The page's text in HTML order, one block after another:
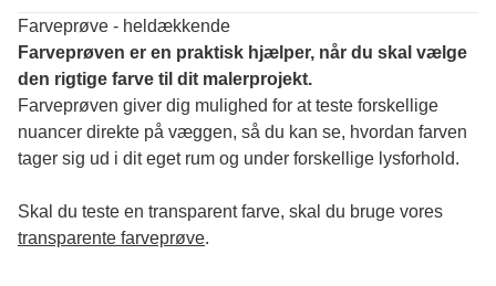
Farveprøve - heldækkende
Farveprøven er en praktisk hjælper, når du skal vælge
den rigtige farve til dit malerprojekt.
Farveprøven giver dig mulighed for at teste forskellige
nuancer direkte på væggen, så du kan se, hvordan farven
tager sig ud i dit eget rum og under forskellige lysforhold.
transparente farveprøve.